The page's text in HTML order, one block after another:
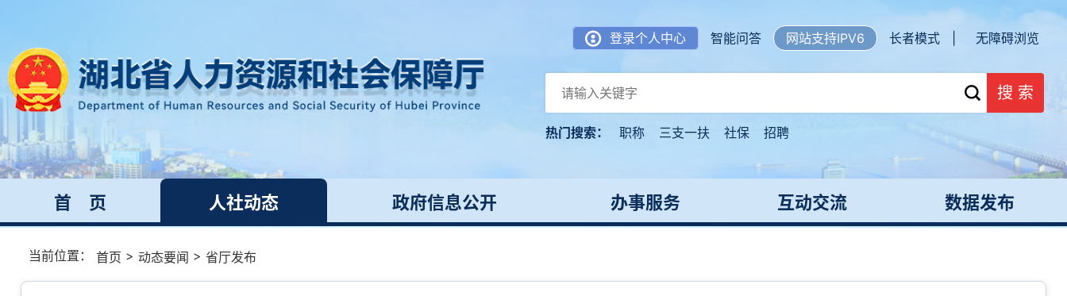
登录个人中心 智能问答 网站支持IPV6 长者模式 | 无障碍浏览
搜 索
热门搜索： 职称 三支一扶 社保 招聘
首 页 人社动态 政府信息公开 办事服务 互动交流 数据发布
当前位置： 首页 > 动态要闻 > 省厅发布